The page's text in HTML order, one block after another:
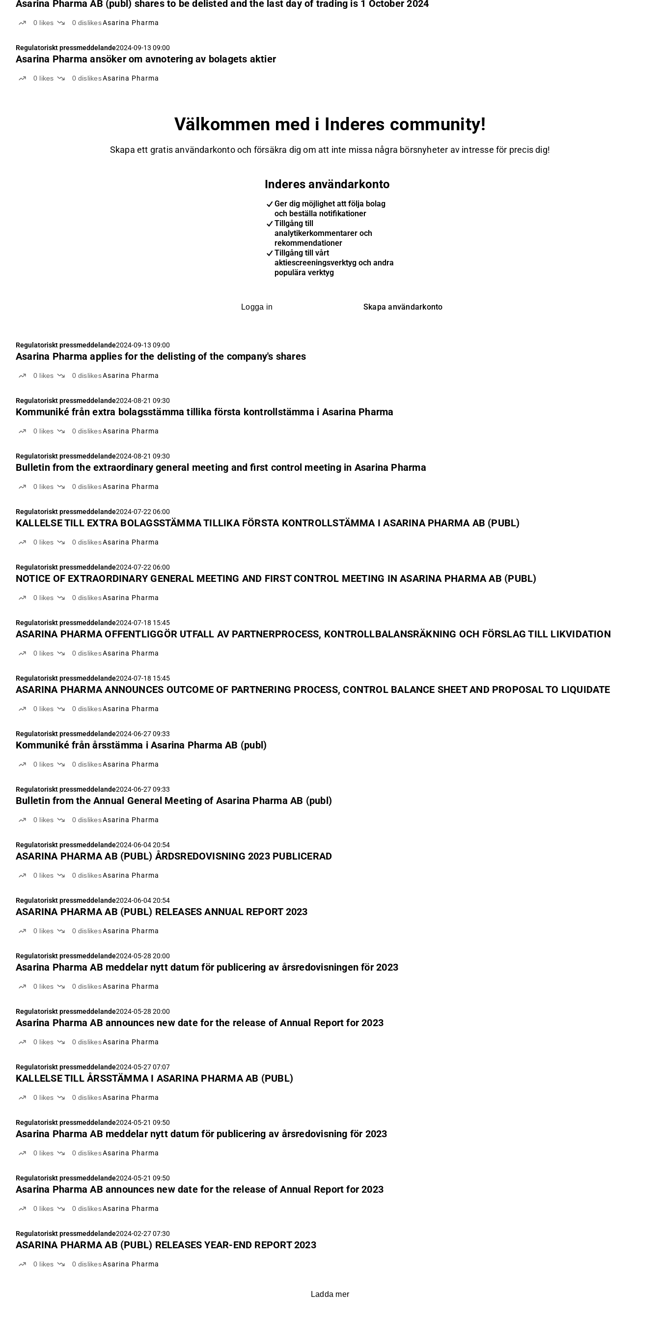
Asarina Pharma AB (publ) shares to be delisted and the last day of trading is 1 October 2024
0 likes 0 dislikesAsarina Pharma
Regulatoriskt pressmeddelande2024-09-13 09:00
Asarina Pharma ansöker om avnotering av bolagets aktier
0 likes 0 dislikesAsarina Pharma
Välkommen med i Inderes community!
Skapa ett gratis användarkonto och försäkra dig om att inte missa några börsnyheter av intresse för precis dig!
Inderes användarkonto
Ger dig möjlighet att följa bolag
och beställa notifikationer
Tillgång till
analytikerkommentarer och
rekommendationer
Tillgång till vårt
aktiescreeningsverktyg och andra
populära verktyg
Logga in Skapa användarkonto
Regulatoriskt pressmeddelande2024-09-13 09:00
Asarina Pharma applies for the delisting of the company's shares
0 likes 0 dislikesAsarina Pharma
Regulatoriskt pressmeddelande2024-08-21 09:30
Kommuniké från extra bolagsstämma tillika första kontrollstämma i Asarina Pharma
0 likes 0 dislikesAsarina Pharma
Regulatoriskt pressmeddelande2024-08-21 09:30
Bulletin from the extraordinary general meeting and first control meeting in Asarina Pharma
0 likes 0 dislikesAsarina Pharma
Regulatoriskt pressmeddelande2024-07-22 06:00
KALLELSE TILL EXTRA BOLAGSSTÄMMA TILLIKA FÖRSTA KONTROLLSTÄMMA I ASARINA PHARMA AB (PUBL)
0 likes 0 dislikesAsarina Pharma
Regulatoriskt pressmeddelande2024-07-22 06:00
NOTICE OF EXTRAORDINARY GENERAL MEETING AND FIRST CONTROL MEETING IN ASARINA PHARMA AB (PUBL)
0 likes 0 dislikesAsarina Pharma
Regulatoriskt pressmeddelande2024-07-18 15:45
ASARINA PHARMA OFFENTLIGGÖR UTFALL AV PARTNERPROCESS, KONTROLLBALANSRÄKNING OCH FÖRSLAG TILL LIKVIDATION
0 likes 0 dislikesAsarina Pharma
Regulatoriskt pressmeddelande2024-07-18 15:45
ASARINA PHARMA ANNOUNCES OUTCOME OF PARTNERING PROCESS, CONTROL BALANCE SHEET AND PROPOSAL TO LIQUIDATE
0 likes 0 dislikesAsarina Pharma
Regulatoriskt pressmeddelande2024-06-27 09:33
Kommuniké från årsstämma i Asarina Pharma AB (publ)
0 likes 0 dislikesAsarina Pharma
Regulatoriskt pressmeddelande2024-06-27 09:33
Bulletin from the Annual General Meeting of Asarina Pharma AB (publ)
0 likes 0 dislikesAsarina Pharma
Regulatoriskt pressmeddelande2024-06-04 20:54
ASARINA PHARMA AB (PUBL) ÅRDSREDOVISNING 2023 PUBLICERAD
0 likes 0 dislikesAsarina Pharma
Regulatoriskt pressmeddelande2024-06-04 20:54
ASARINA PHARMA AB (PUBL) RELEASES ANNUAL REPORT 2023
0 likes 0 dislikesAsarina Pharma
Regulatoriskt pressmeddelande2024-05-28 20:00
Asarina Pharma AB meddelar nytt datum för publicering av årsredovisningen för 2023
0 likes 0 dislikesAsarina Pharma
Regulatoriskt pressmeddelande2024-05-28 20:00
Asarina Pharma AB announces new date for the release of Annual Report for 2023
0 likes 0 dislikesAsarina Pharma
Regulatoriskt pressmeddelande2024-05-27 07:07
KALLELSE TILL ÅRSSTÄMMA I ASARINA PHARMA AB (PUBL)
0 likes 0 dislikesAsarina Pharma
Regulatoriskt pressmeddelande2024-05-21 09:50
Asarina Pharma AB meddelar nytt datum för publicering av årsredovisning för 2023
0 likes 0 dislikesAsarina Pharma
Regulatoriskt pressmeddelande2024-05-21 09:50
Asarina Pharma AB announces new date for the release of Annual Report for 2023
0 likes 0 dislikesAsarina Pharma
Regulatoriskt pressmeddelande2024-02-27 07:30
ASARINA PHARMA AB (PUBL) RELEASES YEAR-END REPORT 2023
0 likes 0 dislikesAsarina Pharma
Ladda mer